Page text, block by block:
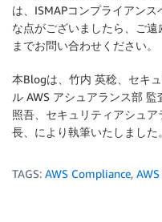
は、ISMAPコンプライアン
な点がございましたら、ご
までお問い合わせください。
本Blogは、竹内 英稔、セキ
ル AWS アシュアランス部
照吾、セキュリティアシュ
長、により執筆いたしました。
TAGS: AWS Compliance,